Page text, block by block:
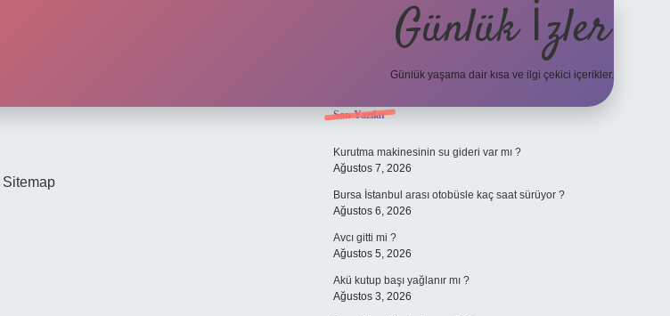
Günlük İzler
Günlük yaşama dair kısa ve ilgi çekici içerikler.
Sitemap
Sidebar
Son Yazılar
Kurutma makinesinin su gideri var mı ?
Ağustos 7, 2026
Bursa İstanbul arası otobüsle kaç saat sürüyor ?
Ağustos 6, 2026
Avcı gitti mi ?
Ağustos 5, 2026
Akü kutup başı yağlanır mı ?
Ağustos 3, 2026
hiltonbet yeni giriş